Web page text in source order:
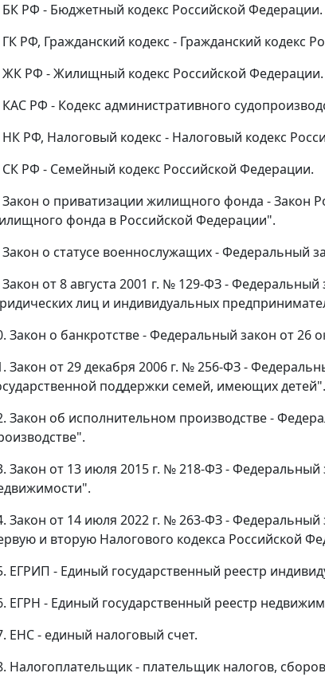
БК РФ - Бюджетный кодекс Российской Федерации.
ГК РФ, Гражданский кодекс - Гражданский кодекс
ЖК РФ - Жилищный кодекс Российской Федерации.
КАС РФ - Кодекс административного
НК РФ, Налоговый кодекс - Налоговый кодекс
СК РФ - Семейный кодекс Российской Федерации.
Закон о приватизации жилищного фонда - Закон
фонда в Российской Федерации".
Закон о статусе военнослужащих - Федеральный
Закон от 8 августа 2001 г. № 129-ФЗ -
лиц и индивидуальных
Закон о банкротстве - Федеральный закон от 26
Закон от 29 декабря 2006 г. № 256-ФЗ -
поддержки семей, имеющих детей".
Закон об исполнительном производстве -
Закон от 13 июля 2015 г. № 218-ФЗ -
Закон от 14 июля 2022 г. № 263-ФЗ -
и вторую Налогового кодекса Российской
ЕГРИП - Единый государственный реестр
ЕГРН - Единый государственный реестр
ЕНС - единый налоговый счет.
Налогоплательщик - плательщик налогов,